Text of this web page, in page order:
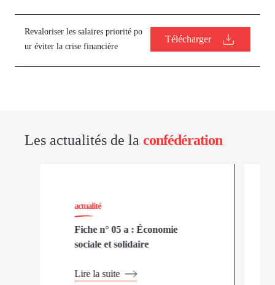
Revaloriser les salaires priorité po
ur éviter la crise financière
Télécharger
Les actualités de la confédération
actualité
Fiche n° 05 a : Économie
sociale et solidaire
Lire la suite